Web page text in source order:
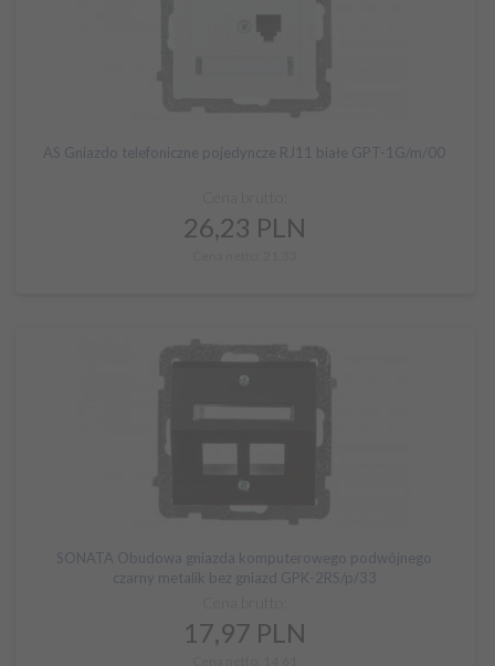
AS Gniazdo telefoniczne pojedyncze RJ11 białe GPT-1G/m/00
26,23 PLN
SONATA Obudowa gniazda komputerowego podwójnego
czarny metalik bez gniazd GPK-2RS/p/33
17,97 PLN